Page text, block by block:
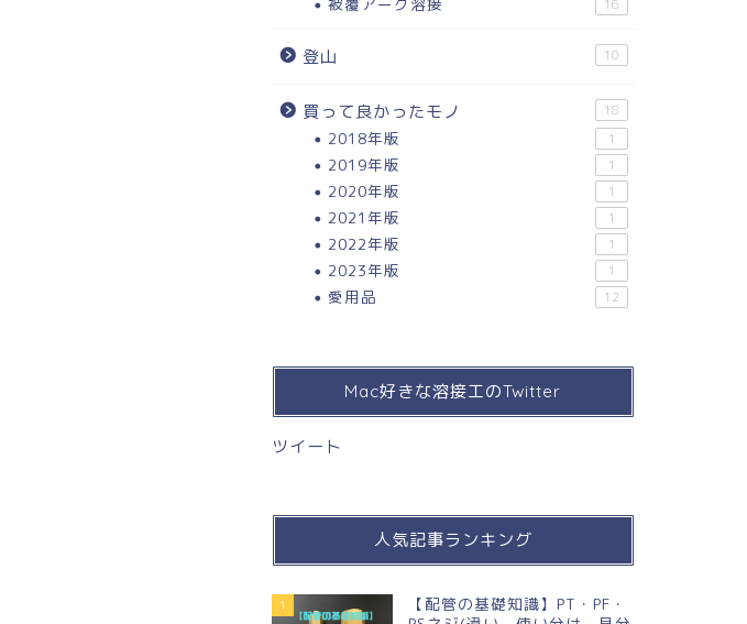
16
登山 10
買って良かったモノ 18
2018年版 1
2019年版 1
2020年版 1
2021年版 1
2022年版 1
2023年版 1
愛用品 12
Mac好きな溶接工のTwitter
ツイート
人気記事ランキング
1
【配管の基礎知識】PT・PF・